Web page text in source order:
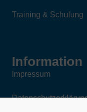
Training & Schulung
Information
Impressum